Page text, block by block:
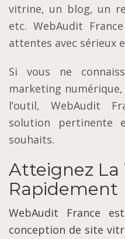
vitrine, un blog, un
etc. WebAudit
attentes avec sérieux
Si vous ne
marketing
l’outil, WebAudit
solution pertinente
souhaits.
Atteignez La
Rapidement
WebAudit France
conception de site